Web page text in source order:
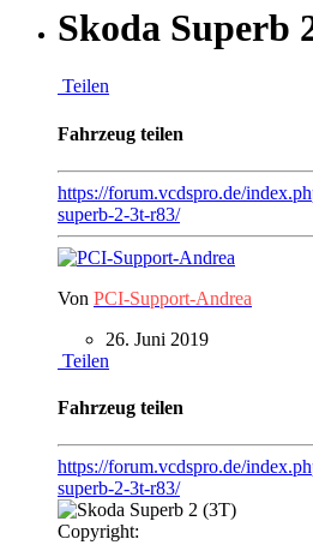
Skoda Superb
Teilen
Fahrzeug teilen
https://forum.vcdspro.de/
superb-2-3t-r83/
Von PCI-Support-Andrea
26. Juni 2019
Teilen
Fahrzeug teilen
https://forum.vcdspro.de/
superb-2-3t-r83/
Copyright: